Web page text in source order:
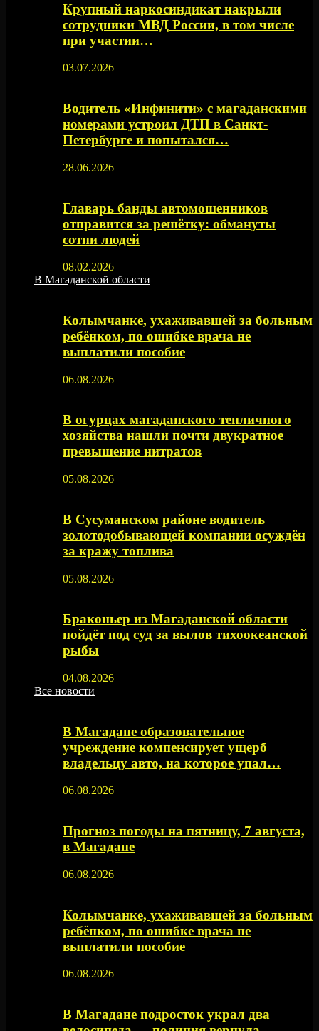
Крупный наркосиндикат накрыли
сотрудники МВД России, в том числе
при участии…
03.07.2026
Водитель «Инфинити» с магаданскими
номерами устроил ДТП в Санкт-
Петербурге и попытался…
28.06.2026
Главарь банды автомошенников
отправится за решётку: обмануты
сотни людей
08.02.2026
В Магаданской области
Колымчанке, ухаживавшей за больным
ребёнком, по ошибке врача не
выплатили пособие
06.08.2026
В огурцах магаданского тепличного
хозяйства нашли почти двукратное
превышение нитратов
05.08.2026
В Сусуманском районе водитель
золотодобывающей компании осуждён
за кражу топлива
05.08.2026
Браконьер из Магаданской области
пойдёт под суд за вылов тихоокеанской
рыбы
04.08.2026
Все новости
В Магадане образовательное
учреждение компенсирует ущерб
владельцу авто, на которое упал…
06.08.2026
Прогноз погоды на пятницу, 7 августа,
в Магадане
06.08.2026
Колымчанке, ухаживавшей за больным
ребёнком, по ошибке врача не
выплатили пособие
06.08.2026
В Магадане подросток украл два